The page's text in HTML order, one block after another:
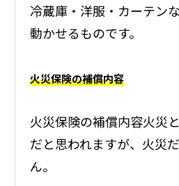
冷蔵庫・洋服・カーテン
動かせるものです。
火災保険の補償内容
火災保険の補償内容火災
だと思われますが、火災
ん。